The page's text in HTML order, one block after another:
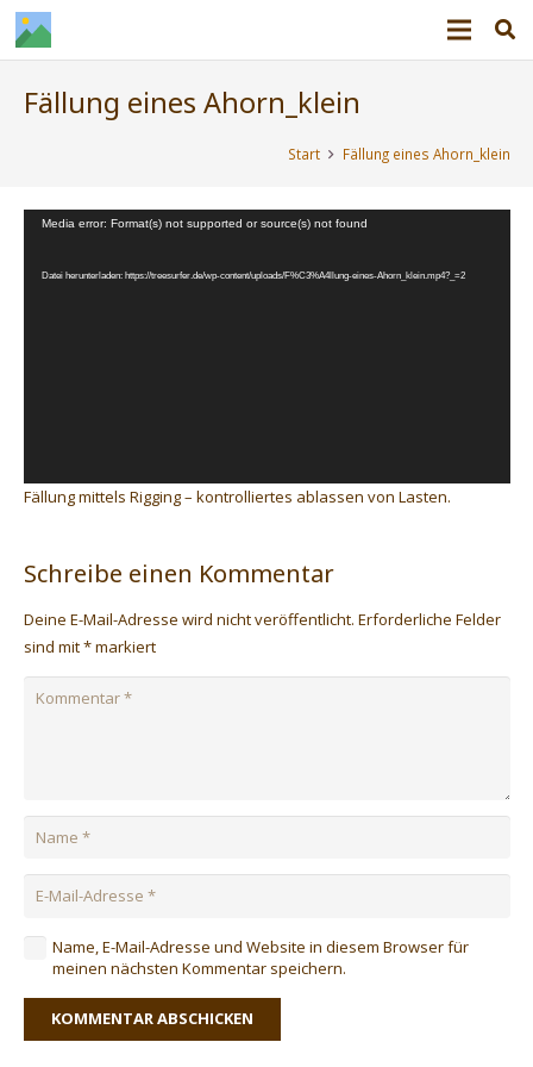
Fällung eines Ahorn_klein
Start Fällung eines Ahorn_klein
Video-
Media error: Format(s) not supported or source(s) not found
Datei herunterladen: https://treesurfer.de/wp-content/uploads/F%C3%A4llung-eines-Ahorn_klein.mp4?_=2
Fällung mittels Rigging – kontrolliertes ablassen von Lasten.
Schreibe einen Kommentar
Deine E-Mail-Adresse wird nicht veröffentlicht. Erforderliche Felder
sind mit*markiert
Name, E-Mail-Adresse und Website in diesem Browser für
meinen nächsten Kommentar speichern.
KOMMENTAR ABSCHICKEN